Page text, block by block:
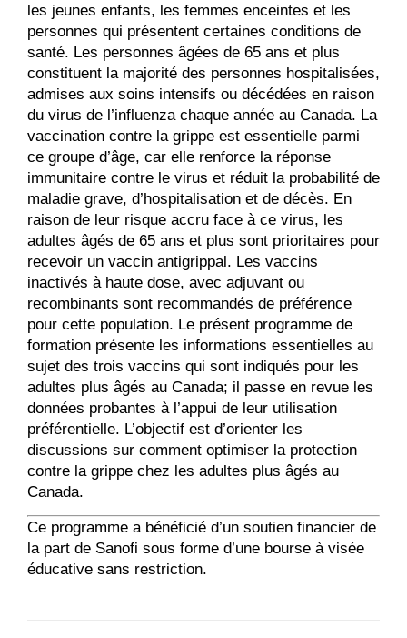
les jeunes enfants, les femmes enceintes et les
personnes qui présentent certaines conditions de
santé. Les personnes âgées de 65 ans et plus
constituent la majorité des personnes hospitalisées,
admises aux soins intensifs ou décédées en raison
du virus de l’influenza chaque année au Canada. La
vaccination contre la grippe est essentielle parmi
ce groupe d’âge, car elle renforce la réponse
immunitaire contre le virus et réduit la probabilité de
maladie grave, d’hospitalisation et de décès. En
raison de leur risque accru face à ce virus, les
adultes âgés de 65 ans et plus sont prioritaires pour
recevoir un vaccin antigrippal. Les vaccins
inactivés à haute dose, avec adjuvant ou
recombinants sont recommandés de préférence
pour cette population. Le présent programme de
formation présente les informations essentielles au
sujet des trois vaccins qui sont indiqués pour les
adultes plus âgés au Canada; il passe en revue les
données probantes à l’appui de leur utilisation
préférentielle. L’objectif est d’orienter les
discussions sur comment optimiser la protection
contre la grippe chez les adultes plus âgés au
Canada.
Ce programme a bénéficié d’un soutien financier de
la part de Sanofi sous forme d’une bourse à visée
éducative sans restriction.